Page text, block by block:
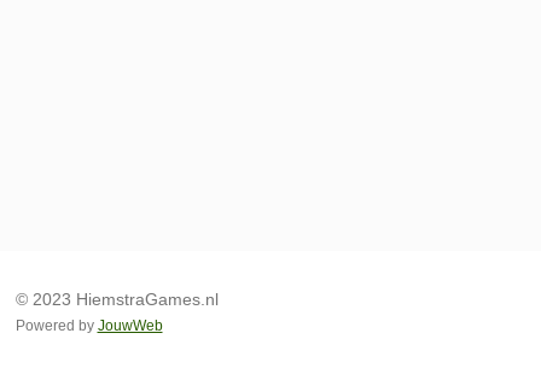
© 2023 HiemstraGames.nl
Powered by JouwWeb